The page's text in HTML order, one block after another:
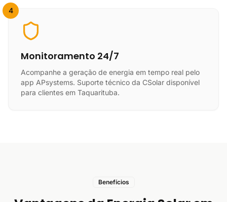
4
Monitoramento 24/7
Acompanhe a geração de energia em tempo real pelo
app APsystems. Suporte técnico da CSolar disponível
para clientes em Taquarituba.
Benefícios